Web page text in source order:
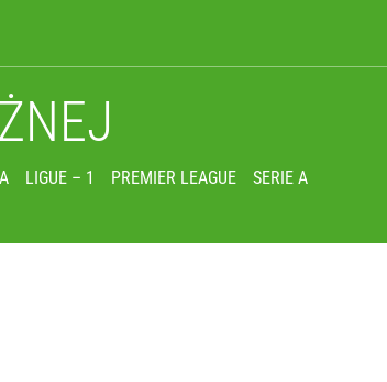
LIGUE – 1 PREMIER LEAGUE
SERIE A